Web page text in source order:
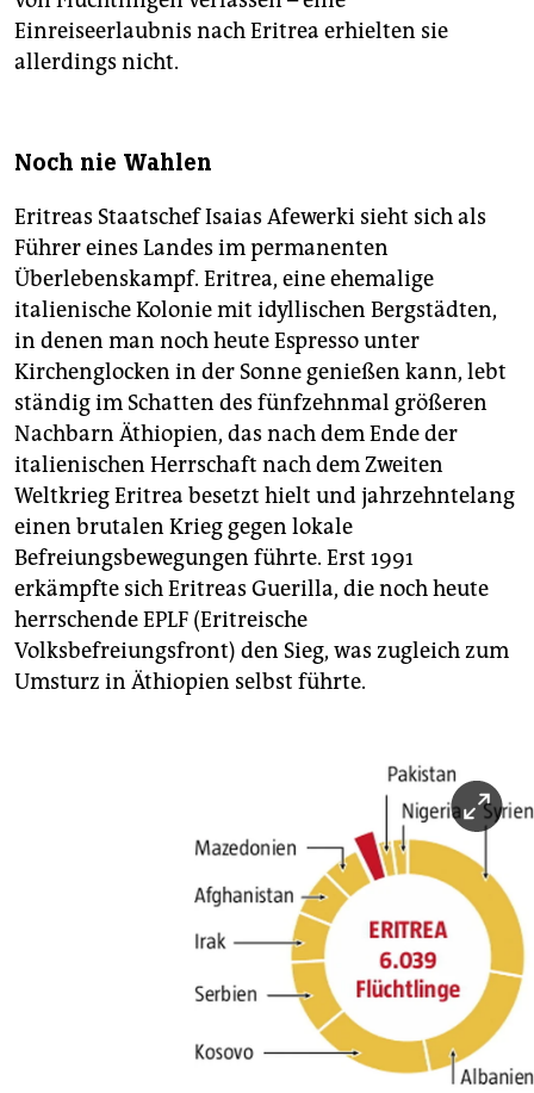
Einreiseerlaubnis nach Eritrea erhielten sie
allerdings nicht.
Noch nie Wahlen
Eritreas Staatschef Isaias Afewerki sieht sich als
Führer eines Landes im permanenten
Überlebenskampf. Eritrea, eine ehemalige
italienische Kolonie mit idyllischen Bergstädten,
in denen man noch heute Espresso unter
Kirchenglocken in der Sonne genießen kann, lebt
ständig im Schatten des fünfzehnmal größeren
Nachbarn Äthiopien, das nach dem Ende der
italienischen Herrschaft nach dem Zweiten
Weltkrieg Eritrea besetzt hielt und jahrzehntelang
einen brutalen Krieg gegen lokale
Befreiungsbewegungen führte. Erst 1991
erkämpfte sich Eritreas Guerilla, die noch heute
herrschende EPLF (Eritreische
Volksbefreiungsfront) den Sieg, was zugleich zum
Umsturz in Äthiopien selbst führte.